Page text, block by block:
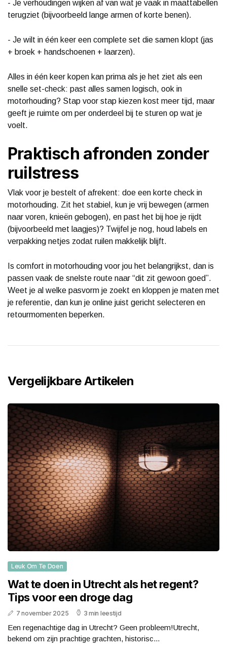
- Je verhoudingen wijken af van wat je vaak in maattabellen
terugziet (bijvoorbeeld lange armen of korte benen).
- Je wilt in één keer een complete set die samen klopt (jas
+ broek + handschoenen + laarzen).
Alles in één keer kopen kan prima als je het ziet als een
snelle set-check: past alles samen logisch, ook in
motorhouding? Stap voor stap kiezen kost meer tijd, maar
geeft je ruimte om per onderdeel bij te sturen op wat je
voelt.
Praktisch afronden zonder
ruilstress
Vlak voor je bestelt of afrekent: doe een korte check in
motorhouding. Zit het stabiel, kun je vrij bewegen (armen
naar voren, knieën gebogen), en past het bij hoe je rijdt
(bijvoorbeeld met laagjes)? Twijfel je nog, houd labels en
verpakking netjes zodat ruilen makkelijk blijft.
Is comfort in motorhouding voor jou het belangrijkst, dan is
passen vaak de snelste route naar “dit zit gewoon goed”.
Weet je al welke pasvorm je zoekt en kloppen je maten met
je referentie, dan kun je online juist gericht selecteren en
retourmomenten beperken.
Vergelijkbare Artikelen
Leuk Om Te Doen
Wat te doen in Utrecht als het regent?
Tips voor een droge dag
7 november 2025 3 min leestijd
Een regenachtige dag in Utrecht? Geen probleem!Utrecht,
bekend om zijn prachtige grachten, historisc...